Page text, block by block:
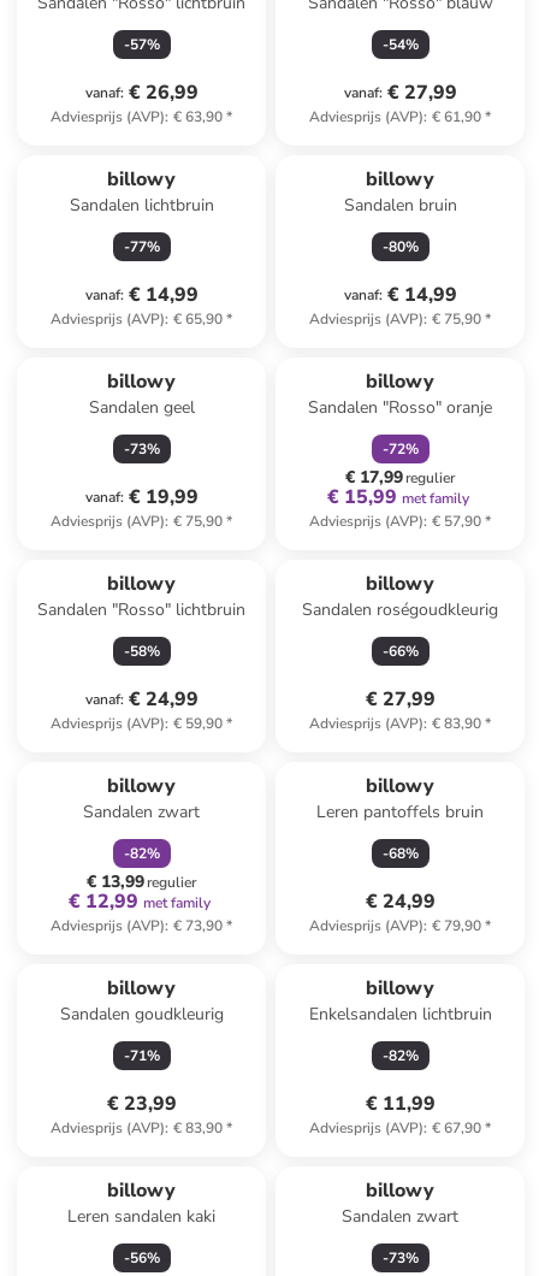
-57%
vanaf: € 26,99
Adviesprijs (AVP): € 63,90*
-54%
vanaf: € 27,99
Adviesprijs (AVP): € 61,90*
billowy
Sandalen lichtbruin
-77%
vanaf: € 14,99
Adviesprijs (AVP): € 65,90*
billowy
Sandalen bruin
-80%
vanaf: € 14,99
Adviesprijs (AVP): € 75,90*
billowy
Sandalen geel
-73%
vanaf: € 19,99
Adviesprijs (AVP): € 75,90*
billowy
Sandalen "Rosso" oranje
-72%
€ 17,99regulier
€ 15,99 met family
Adviesprijs (AVP): € 57,90*
billowy
Sandalen "Rosso" lichtbruin
-58%
vanaf: € 24,99
Adviesprijs (AVP): € 59,90*
billowy
Sandalen roségoudkleurig
-66%
€ 27,99
Adviesprijs (AVP): € 83,90*
billowy
Sandalen zwart
-82%
€ 13,99regulier
€ 12,99 met family
Adviesprijs (AVP): € 73,90*
billowy
Leren pantoffels bruin
-68%
€ 24,99
Adviesprijs (AVP): € 79,90*
billowy
Sandalen goudkleurig
-71%
€ 23,99
Adviesprijs (AVP): € 83,90*
billowy
Enkelsandalen lichtbruin
-82%
€ 11,99
Adviesprijs (AVP): € 67,90*
billowy
Leren sandalen kaki
-56%
billowy
Sandalen zwart
-73%